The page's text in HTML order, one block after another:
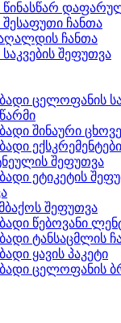
წინასწარ
შესაფუთი ჩანთა
ჩანთა
შეფუთვა
ცელოფანის
შინაური
შეფუთვა
ეტიკეტის
შეფუთვა
წებოვანი
ტანსაცმლის
ყავის პაკეტი
ცელოფანის